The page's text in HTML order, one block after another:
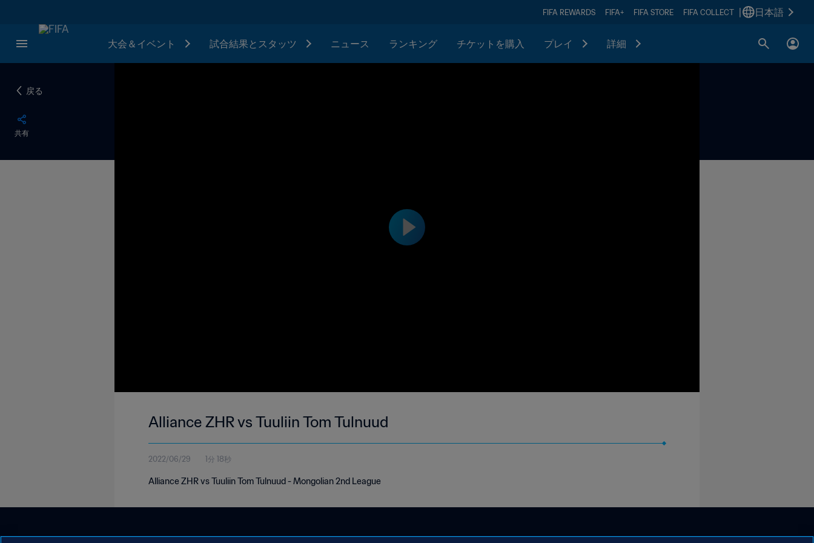
FIFA REWARDS FIFA+ FIFA STORE FIFA COLLECT 日本語
大会＆イベント 試合結果とスタッツ ニュース ランキング チケットを購入 プレイ 詳細
戻る
共有
Alliance ZHR vs Tuuliin Tom Tulnuud
2022/06/29 1分 18秒
Alliance ZHR vs Tuuliin Tom Tulnuud - Mongolian 2nd League